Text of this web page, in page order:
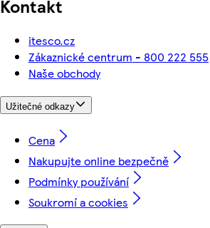
Kontakt
itesco.cz
Zákaznické centrum - 800 222 555
Naše obchody
Užitečné odkazy
Cena
Nakupujte online bezpečně
Podmínky používání
Soukromí a cookies